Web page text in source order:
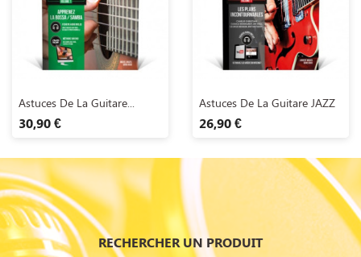
 Aperçu rapide
Astuces De La Guitare...
30,90 €
 Aperçu rapide
Astuces De La Guitare JAZZ
26,90 €
RECHERCHER UN PRODUIT